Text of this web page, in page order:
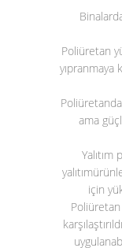
Poliüretan
yıpranmaya
ama
için